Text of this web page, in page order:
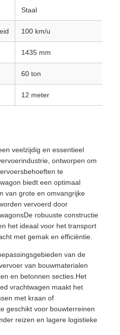
Staal
100 km/u
1435 mm
60 ton
12 meter
veelzijdig en essentieel
ontworpen om
te
biedt een optimaal
van grote en omvangrijke
vervoerd door
robuuste constructie
het ideaal voor het transport
met gemak en efficiëntie.
van de
van bouwmaterialen
en betonnen secties.Het
vrachtwagen maakt het
met kraan of
geschikt voor bouwterreinen
reizen en lagere logistieke